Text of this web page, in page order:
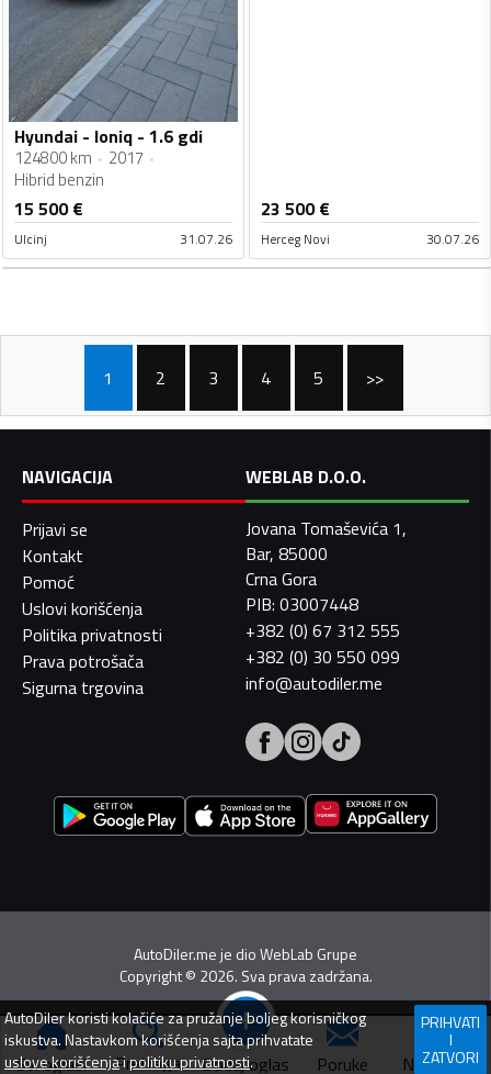
Hyundai - Ioniq - 1.6 gdi
124800 km
2017
Hibrid benzin
15 500€
Ulcinj 31.07.26
23 500€
Herceg Novi 30.07.26
1 2 3 4 5 >>
Svi oglasi Pretraga Dodaj oglas Poruke Navigacija
NAVIGACIJA
Prijavi se
Kontakt
Pomoć
Uslovi korišćenja
Politika privatnosti
Prava potrošača
Sigurna trgovina
WEBLAB D.O.O.
Jovana Tomaševića 1,
Bar, 85000
Crna Gora
PIB: 03007448
+382 (0) 67 312 555
+382 (0) 30 550 099
info@autodiler.me
AutoDiler.me je dioWebLab Grupe
Copyright© 2026. Sva prava zadržana.
AutoDilerkoristi kolačiće za pružanje boljeg korisničkog
iskustva. Nastavkom korišćenja sajta prihvatate
uslove korišćenjaipolitiku privatnosti.
PRIHVATI
I
ZATVORI